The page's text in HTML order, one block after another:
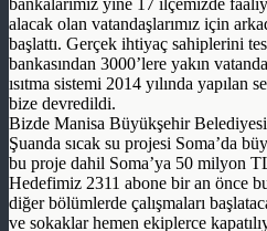
alacak olan vatandaşlarımız için
başlattı. Gerçek ihtiyaç sahiplerini
bankasından 3000’lere yakın
ısıtma sistemi 2014 yılında yapılan
bize devredildi.
Bizde Manisa Büyükşehir
Şuanda sıcak su projesi Soma’da
bu proje dahil Soma’ya 50 milyon
Hedefimiz 2311 abone bir an önce
diğer bölümlerde çalışmaları
ve sokaklar hemen ekiplerce